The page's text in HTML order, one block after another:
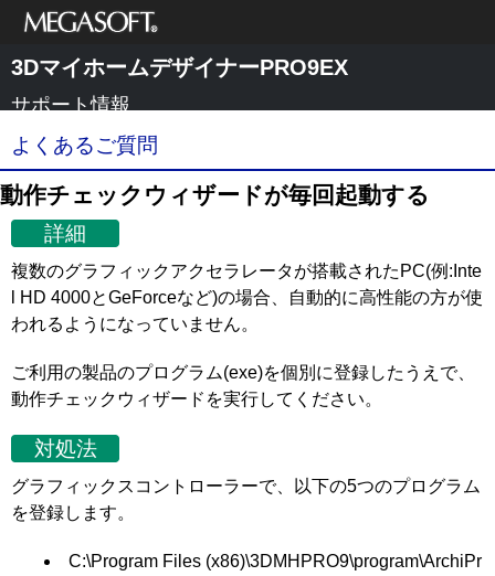
メガソフト株式
会社
3DマイホームデザイナーPRO9EX
サポート情報
よくあるご質問
動作チェックウィザードが毎回起動する
詳細
複数のグラフィックアクセラレータが搭載されたPC(例:Inte
l HD 4000とGeForceなど)の場合、自動的に高性能の方が使
われるようになっていません。
ご利用の製品のプログラム(exe)を個別に登録したうえで、
動作チェックウィザードを実行してください。
対処法
グラフィックスコントローラーで、以下の5つのプログラム
を登録します。
C:\Program Files (x86)\3DMHPRO9\program\ArchiPr